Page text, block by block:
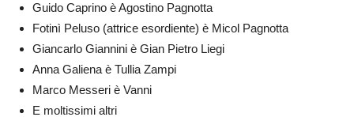
Guido Caprino è Agostino Pagnotta
Fotinì Peluso (attrice esordiente) è Micol Pagnotta
Giancarlo Giannini è Gian Pietro Liegi
Anna Galiena è Tullia Zampi
Marco Messeri è Vanni
E moltissimi altri